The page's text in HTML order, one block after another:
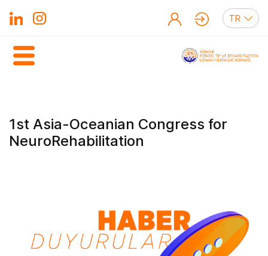
1st Asia-Oceanian Congress for
NeuroRehabilitation